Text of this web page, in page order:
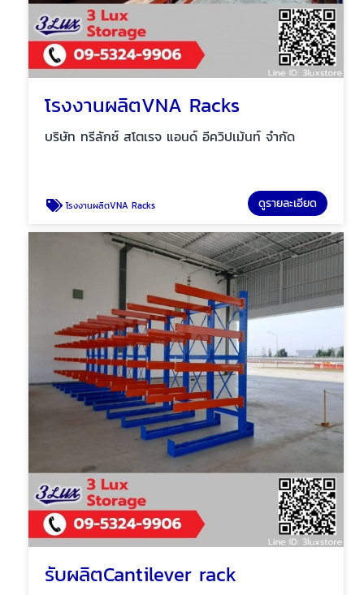
โรงงานผลิตVNA Racks
บริษัท ทรีลักซ์ สโตเรจ แอนด์ อีควิปเม้นท์ จำกัด
โรงงานผลิตVNA Racks ดูรายละเอียด
รับผลิตCantilever rack